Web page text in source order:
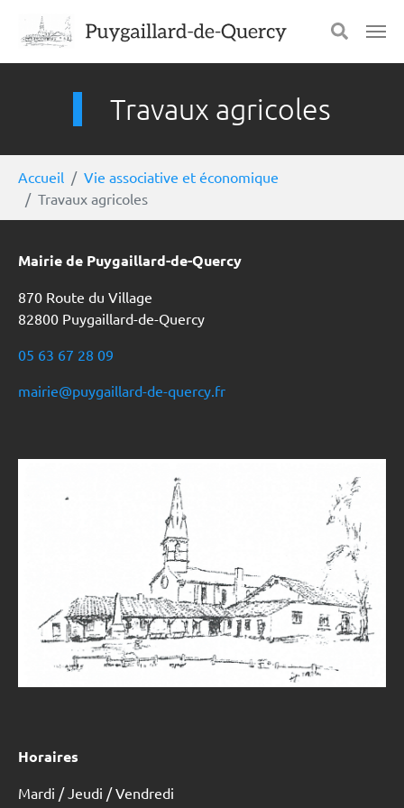
Travaux agricoles
Accueil
Vie associative et économique
Travaux agricoles
Mairie de Puygaillard-de-Quercy
870 Route du Village
82800 Puygaillard-de-Quercy
05 63 67 28 09
mairie@puygaillard-de-quercy.fr
Horaires
Mardi / Jeudi / Vendredi